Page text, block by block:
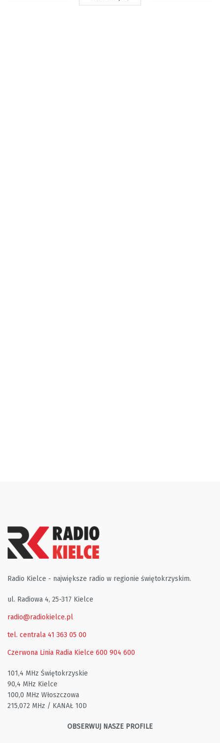
Radio Kielce - największe radio w regionie świętokrzyskim.
ul. Radiowa 4, 25-317 Kielce
radio@radiokielce.pl
tel. centrala 41 363 05 00
Czerwona Linia Radia Kielce 600 904 600
101,4 MHz Świętokrzyskie
90,4 MHz Kielce
100,0 MHz Włoszczowa
215,072 MHz / KANAŁ 10D
OBSERWUJ NASZE PROFILE